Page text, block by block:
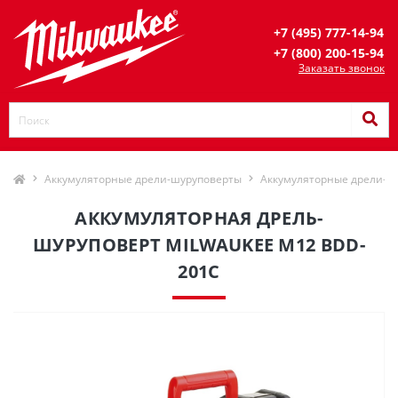
+7 (495) 777-14-94
+7 (800) 200-15-94
Заказать звонок
Аккумуляторные дрели-шуруповерты Аккумуляторные дрели-
АККУМУЛЯТОРНАЯ ДРЕЛЬ-
ШУРУПОВЕРТ MILWAUKEE M12 BDD-
201C